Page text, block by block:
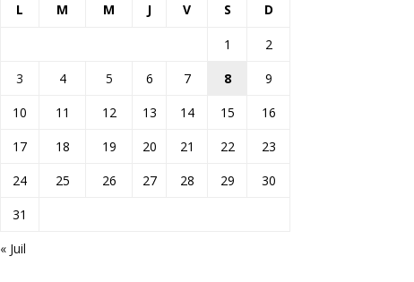
L M M J V S D
« Juil
1
2
3
4 5 6 7 8
9
10
11 12 13 14 15
16
17
18 19 20 21 22
23
24
25 26 27 28 29
30
31